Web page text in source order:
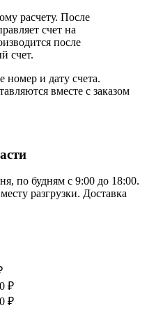
расчету. После
счет на
после
счет.
номер и дату счета.
вместе с заказом
по будням с 9:00 до 18:00.
разгрузки. Доставка
₽
₽